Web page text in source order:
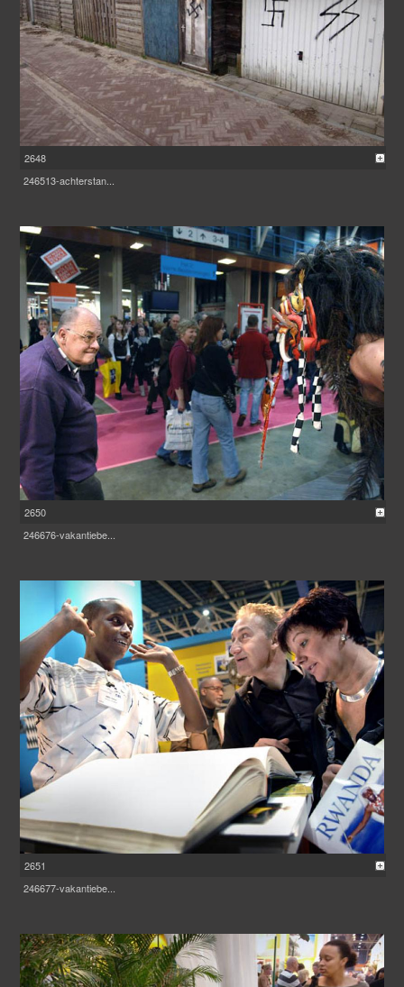
2648
246513-achterstan...
2650
246676-vakantiebe...
2651
246677-vakantiebe...